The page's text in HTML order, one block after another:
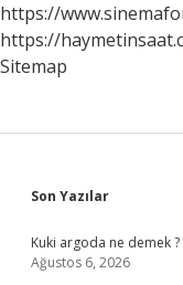
https://
https://
Sitemap
Sidebar
Son Yazılar
Kuki argoda ne demek ?
Ağustos 6, 2026